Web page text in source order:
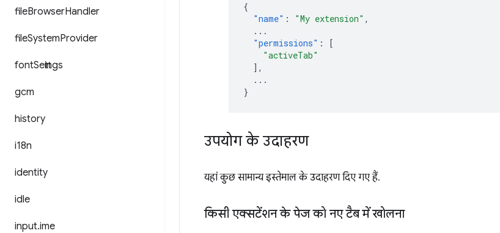
fileBrowserHandler
fileSystemProvider
fontSettings
gcm
history
i18n
identity
idle
input.ime
{
"name" : "My extension" ,
...
"permissions" :
[
"activeTab"
],
...
}
उपयोग के उदाहरण
यहां कुछ सामान्य इस्तेमाल के उदाहरण दिए गए हैं.
किसी एक्सटेंशन के पेज को नए टैब में खोलना